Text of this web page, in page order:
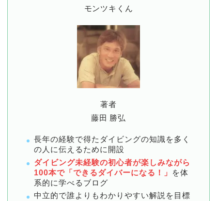
モンツキくん
著者
藤田 勝弘
長年の経験で得たダイビングの知識を多く
の人に伝えるために開設
ダイビング未経験の初心者が楽しみながら
100本で「できるダイバーになる！」
を体
系的に学べるブログ
中立的で誰よりもわかりやすい解説を目標